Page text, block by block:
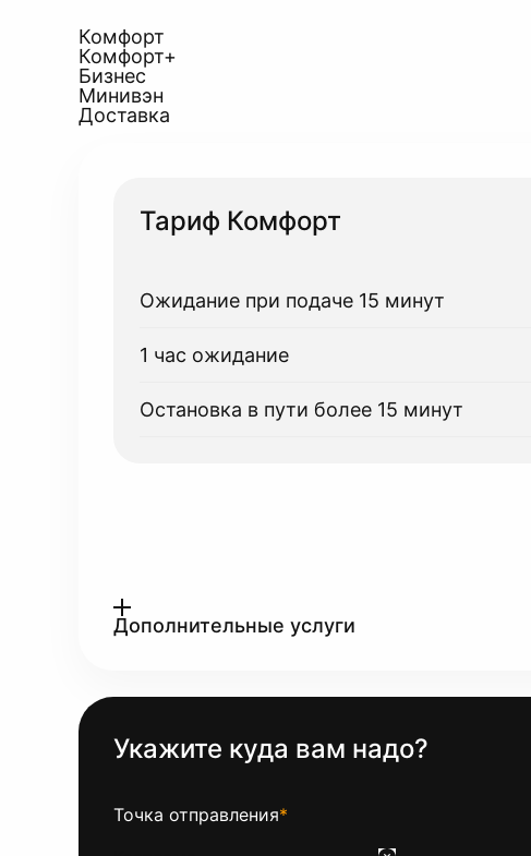
Комфорт
Комфорт+
Бизнес
Минивэн
Доставка
Тариф Комфорт
Ожидание при подаче 15 минут
1 час ожидание
Остановка в пути более 15 минут
Дополнительные услуги
Укажите куда вам надо?
Точка отправления*